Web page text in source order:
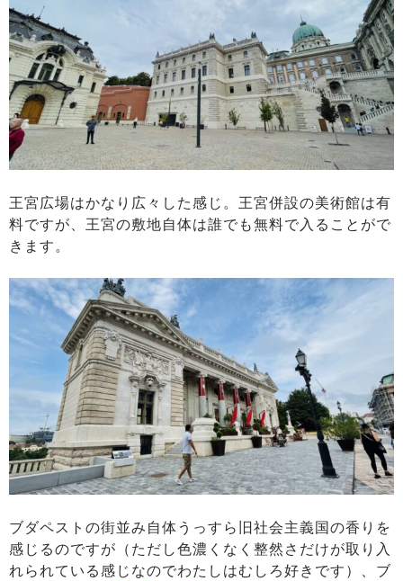
王宮広場はかなり広々した感じ。王宮併設の美術館は有
料ですが、王宮の敷地自体は誰でも無料で入ることがで
きます。
ブダペストの街並み自体うっすら旧社会主義国の香りを
感じるのですが（ただし色濃くなく整然さだけが取り入
れられている感じなのでわたしはむしろ好きです）、ブ